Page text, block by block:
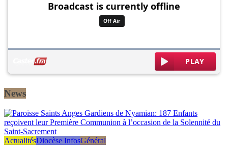
News
ActualitésDiocèse InfosGénéral